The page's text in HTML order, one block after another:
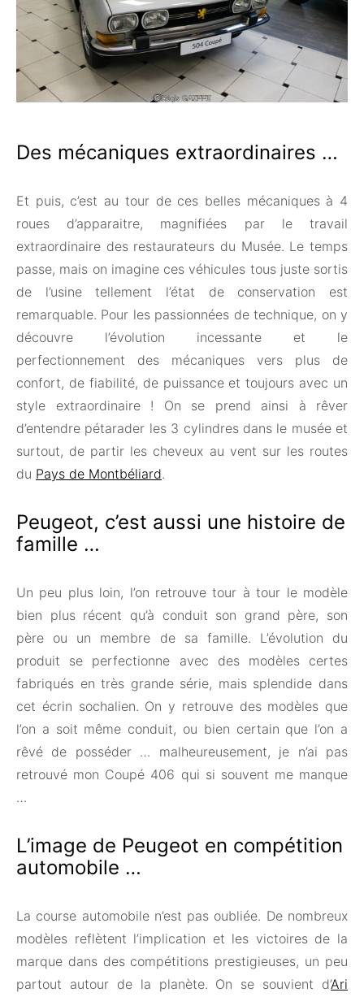
Des mécaniques extraordinaires …
Et puis, c’est au tour de ces belles mécaniques à 4
roues d’apparaitre, magnifiées par le travail
extraordinaire des restaurateurs du Musée. Le temps
passe, mais on imagine ces véhicules tous juste sortis
de l’usine tellement l’état de conservation est
remarquable. Pour les passionnées de technique, on y
découvre l’évolution incessante et le
perfectionnement des mécaniques vers plus de
confort, de fiabilité, de puissance et toujours avec un
style extraordinaire ! On se prend ainsi à rêver
d’entendre pétarader les 3 cylindres dans le musée et
surtout, de partir les cheveux au vent sur les routes
du Pays de Montbéliard.
Peugeot, c’est aussi une histoire de
famille …
Un peu plus loin, l’on retrouve tour à tour le modèle
bien plus récent qu’à conduit son grand père, son
père ou un membre de sa famille. L’évolution du
produit se perfectionne avec des modèles certes
fabriqués en très grande série, mais splendide dans
cet écrin sochalien. On y retrouve des modèles que
l’on a soit même conduit, ou bien certain que l’on a
rêvé de posséder … malheureusement, je n’ai pas
retrouvé mon Coupé 406 qui si souvent me manque
…
L’image de Peugeot en compétition
automobile …
La course automobile n’est pas oubliée. De nombreux
modèles reflètent l’implication et les victoires de la
marque dans des compétitions prestigieuses, un peu
partout autour de la planète. On se souvient d’Ari